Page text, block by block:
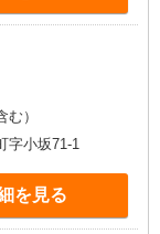
時給1,894円〜 ＊
務時給の60％支給
）
字小坂71-1
を見る